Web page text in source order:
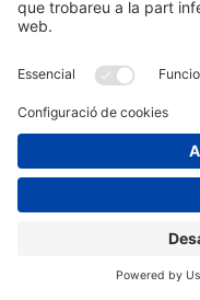
Escapada cultural per
Sant Benet de Bages i el